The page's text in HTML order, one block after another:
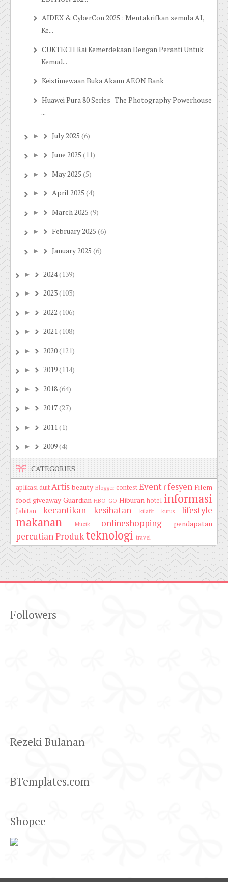
AIDEX & CyberCon 2025 : Mentakrifkan semula AI,
Ke...
CUKTECH Rai Kemerdekaan Dengan Peranti Untuk
Kemud...
Keistimewaan Buka Akaun AEON Bank
Huawei Pura 80 Series- The Photography Powerhouse
...
► July 2025 (6)
► June 2025 (11)
► May 2025 (5)
► April 2025 (4)
► March 2025 (9)
► February 2025 (6)
► January 2025 (6)
► 2024(139)
► 2023(103)
► 2022 (106)
► 2021(108)
► 2020(121)
► 2019(114)
► 2018(64)
► 2017(27)
► 2011(1)
► 2009(4)
CATEGORIES
aplikasi duitArtis beauty Blogger contestEvent f fesyen Filem
food giveaway Guardian HBO GO Hiburan hotel informasi
Jahitan kecantikan kesihatan kilafit kurus lifestyle
makanan Muzik onlineshopping pendapatan
percutianProdukteknologi travel
Followers
Rezeki Bulanan
BTemplates.com
Shopee